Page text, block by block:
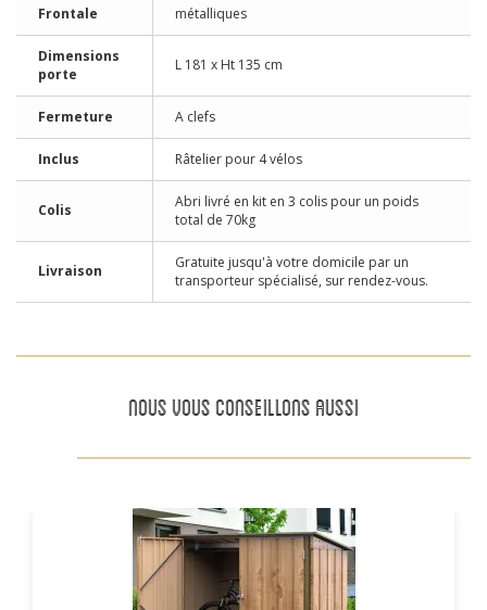
Frontale
métalliques
Dimensions
porte
L 181 x Ht 135 cm
Fermeture A clefs
Inclus Râtelier pour 4 vélos
Colis
Abri livré en kit en 3 colis pour un poids
total de 70kg
Livraison
Gratuite jusqu'à votre domicile par un
transporteur spécialisé, sur rendez-vous.
NOUS VOUS CONSEILLONS AUSSI